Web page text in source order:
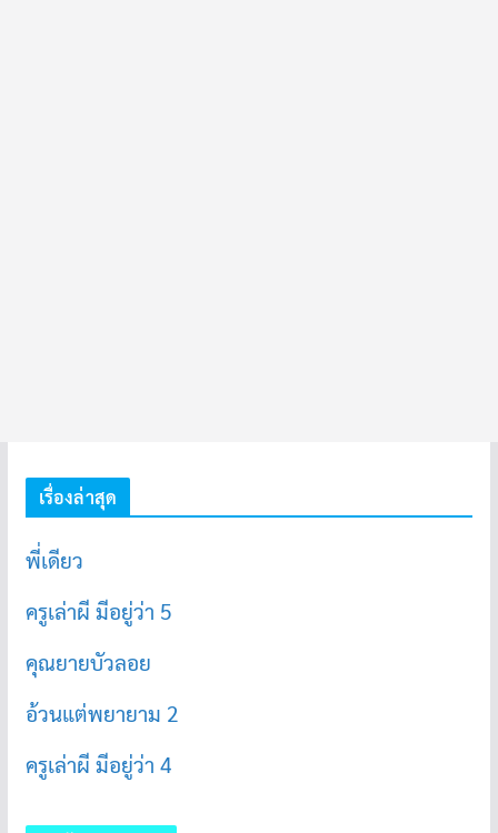
เรื่องล่าสุด
พี่เดียว
ครูเล่าผี มีอยู่ว่า 5
คุณยายบัวลอย
อ้วนแต่พยายาม 2
ครูเล่าผี มีอยู่ว่า 4